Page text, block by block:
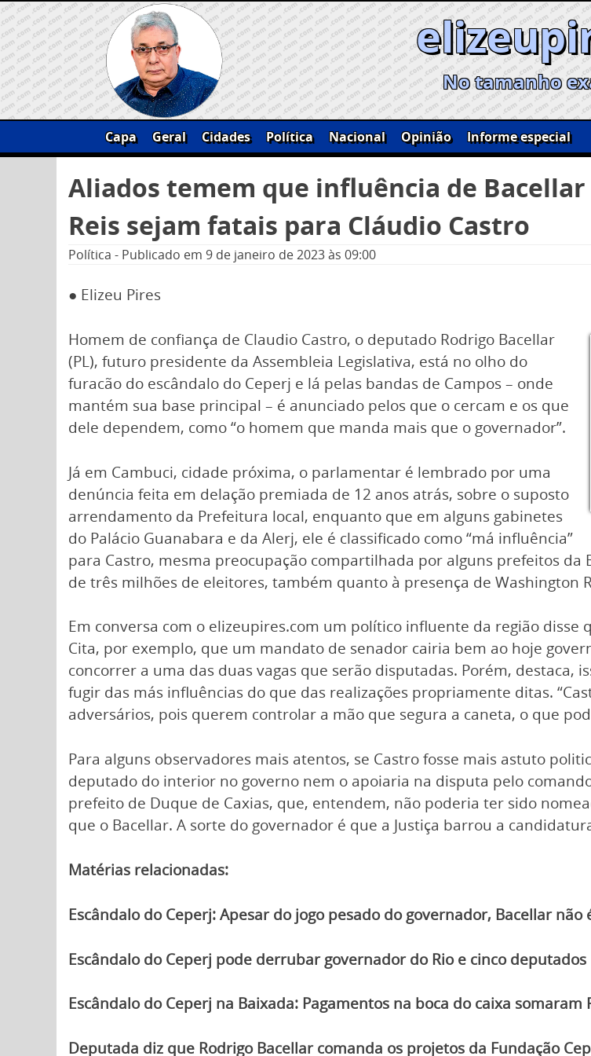
Skip
to
content
No tamanho
Capa Geral Cidades Política Nacional Opinião
Informe especial
por:
Aliados temem que influência de
Reis sejam fatais para Cláudio Castro
Política - Publicado em 9 de janeiro de 2023às 09:00
● Elizeu Pires
Homem de confiança de Claudio Castro, o deputado Rodrigo Bacellar
(PL), futuro presidente da Assembleia Legislativa, está no olho do
furacão do escândalo do Ceperj e lá pelas bandas de Campos – onde
mantém sua base principal – é anunciado pelos que o cercam e os que
dele dependem, como “o homem que manda mais que o governador”.
Já em Cambuci, cidade próxima, o parlamentar é lembrado por uma
denúncia feita em delação premiada de 12 anos atrás, sobre o suposto
arrendamento da Prefeitura local, enquanto que em alguns gabinetes
do Palácio Guanabara e da Alerj, ele é classificado como “má influência”
para Castro, mesma preocupação compartilhada por alguns prefeitos
de três milhões de eleitores, também quanto à presença de Washington
Em conversa com o elizeupires.com um político influente da região
Cita, por exemplo, que um mandato de senador cairia bem ao hoje
concorrer a uma das duas vagas que serão disputadas. Porém, destaca,
fugir das más influências do que das realizações propriamente ditas.
adversários, pois querem controlar a mão que segura a caneta, o que
Para alguns observadores mais atentos, se Castro fosse mais astuto
deputado do interior no governo nem o apoiaria na disputa pelo
prefeito de Duque de Caxias, que, entendem, não poderia ter sido
que o Bacellar. A sorte do governador é que a Justiça barrou a
Matérias relacionadas:
Escândalo do Ceperj: Apesar do jogo pesado do governador, Bacellar
Escândalo do Ceperj pode derrubar governador do Rio e cinco deputados
Escândalo do Ceperj na Baixada: Pagamentos na boca do caixa
Deputada diz que Rodrigo Bacellar comanda os projetos da Fundação